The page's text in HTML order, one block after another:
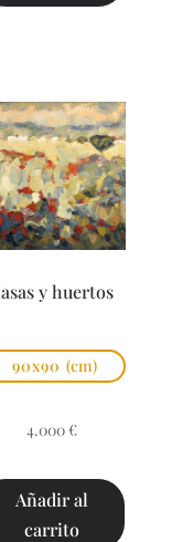
y huertos
90x90 (cm)
4.000 €
Añadir al
carrito